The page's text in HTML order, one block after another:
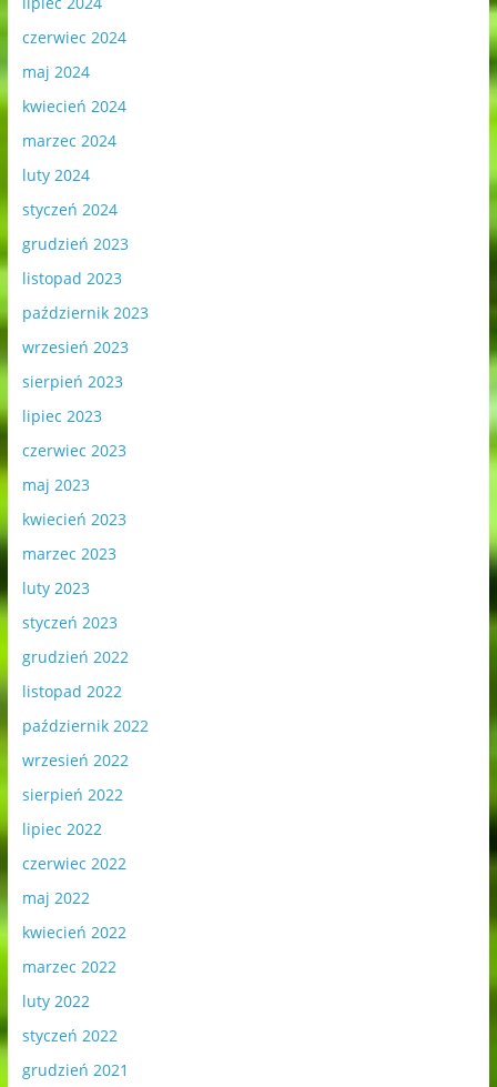
czerwiec 2024
maj 2024
kwiecień 2024
marzec 2024
luty 2024
styczeń 2024
grudzień 2023
listopad 2023
październik 2023
wrzesień 2023
sierpień 2023
lipiec 2023
czerwiec 2023
maj 2023
kwiecień 2023
marzec 2023
luty 2023
styczeń 2023
grudzień 2022
listopad 2022
październik 2022
wrzesień 2022
sierpień 2022
lipiec 2022
czerwiec 2022
maj 2022
kwiecień 2022
marzec 2022
luty 2022
styczeń 2022
grudzień 2021